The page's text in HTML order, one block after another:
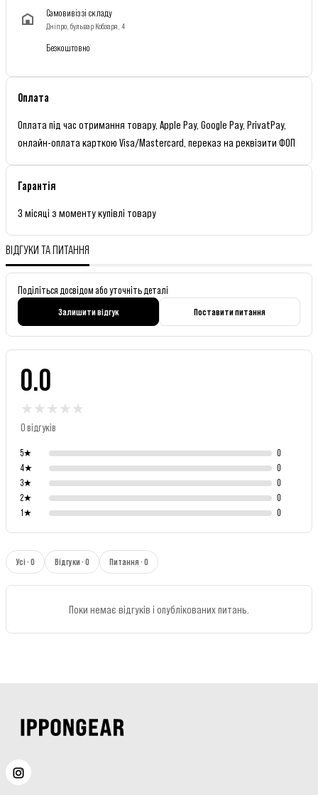
Самовивіз зі складу
Дніпро, бульвар Кобзаря, 4
Безкоштовно
Оплата
Оплата під час отримання товару, Apple Pay, Google Pay, PrivatPay,
онлайн-оплата карткою Visa/Mastercard, переказ на реквізити ФОП
Гарантія
3 місяці з моменту купівлі товару
ВІДГУКИ ТА ПИТАННЯ
Поділіться досвідом або уточніть деталі
Залишити відгук Поставити питання
0.0
★ ★ ★ ★ ★
0 відгуків
5★
0
4★
0
3★
0
2★
0
1★ 0
Усі · 0 Відгуки · 0 Питання · 0
Поки немає відгуків і опублікованих питань.